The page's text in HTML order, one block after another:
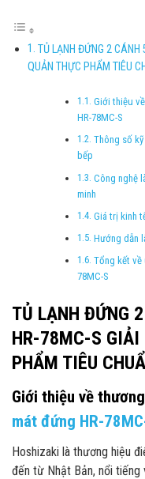
TỦ LẠNH ĐỨNG 2
QUẢN THỰC PHẨM TIÊU
Giới thiệu
HR-78MC-S
Thông số
bếp
Công nghệ
minh
Giá trị kinh
Hướng dẫn
Tổng kết về
78MC-S
TỦ LẠNH ĐỨNG
HR-78MC-S GIẢI
PHẨM TIÊU
Giới thiệu về
mát đứng HR-
Hoshizaki là thương hiệu
đến từ Nhật Bản, nổi